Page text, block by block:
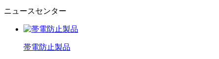
ニュースセンター
帯電防止製品